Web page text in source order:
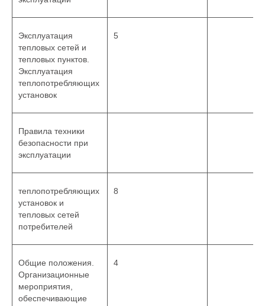
Эксплуатация
тепловых сетей и
тепловых пунктов.
Эксплуатация
теплопотребляющих
установок
5
Правила техники
безопасности при
эксплуатации
теплопотребляющих
установок и
тепловых сетей
потребителей
8
Общие положения.
Организационные
мероприятия,
обеспечивающие
4